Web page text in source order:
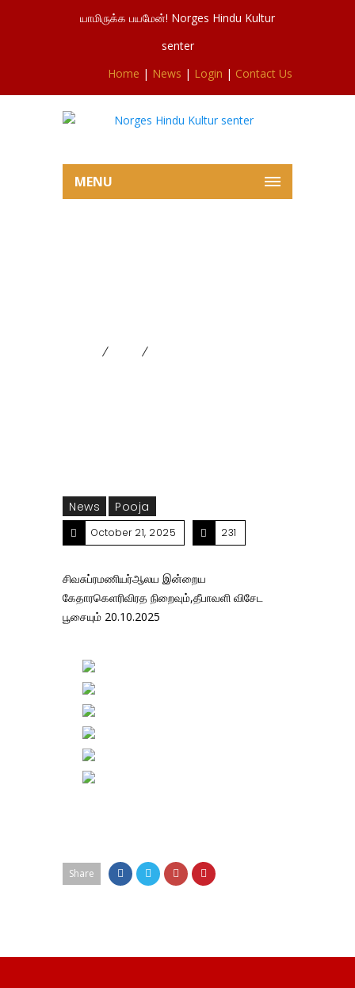
யாமிருக்க பயமேன்! Norges Hindu Kultur
senter
Home | News | Login | Contact Us
MENU
News Pooja
October 21, 2025 231
சிவசுப்ரமணியர்ஆலய இன்றைய
கேதாரகெளரிவிரத நிறைவும்,தீபாவளி விசேட
பூசையும் 20.10.2025
Share